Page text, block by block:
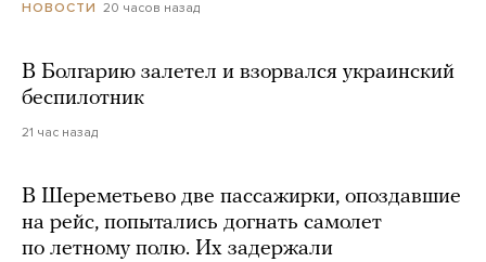
НОВОСТИ 20 часов назад
В Болгарию залетел и взорвался украинский
беспилотник
21 час назад
В Шереметьево две пассажирки, опоздавшие
на рейс, попытались догнать самолет
по летному полю. Их задержали